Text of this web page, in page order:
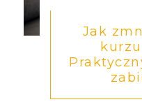
Jak